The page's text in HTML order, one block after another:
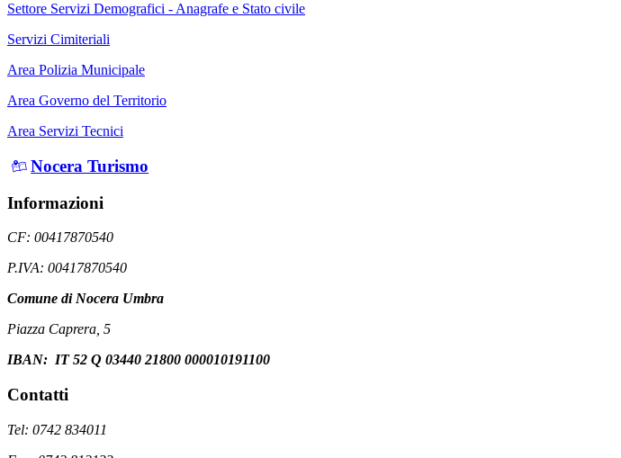
Settore Servizi Demografici - Anagrafe e Stato civile
Servizi Cimiteriali
Area Polizia Municipale
Area Governo del Territorio
Area Servizi Tecnici
Nocera Turismo
Informazioni
CF: 00417870540
P.IVA: 00417870540
Comune di Nocera Umbra
Piazza Caprera, 5
IBAN: IT 52 Q 03440 21800 000010191100
Contatti
Tel: 0742 834011